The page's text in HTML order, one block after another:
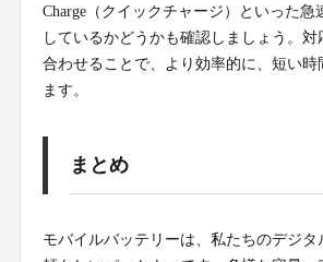
Charge（クイックチャージ）といった急
しているかどうかも確認しましょう。対
合わせることで、より効率的に、短い時
ます。
まとめ
モバイルバッテリーは、私たちのデジタ